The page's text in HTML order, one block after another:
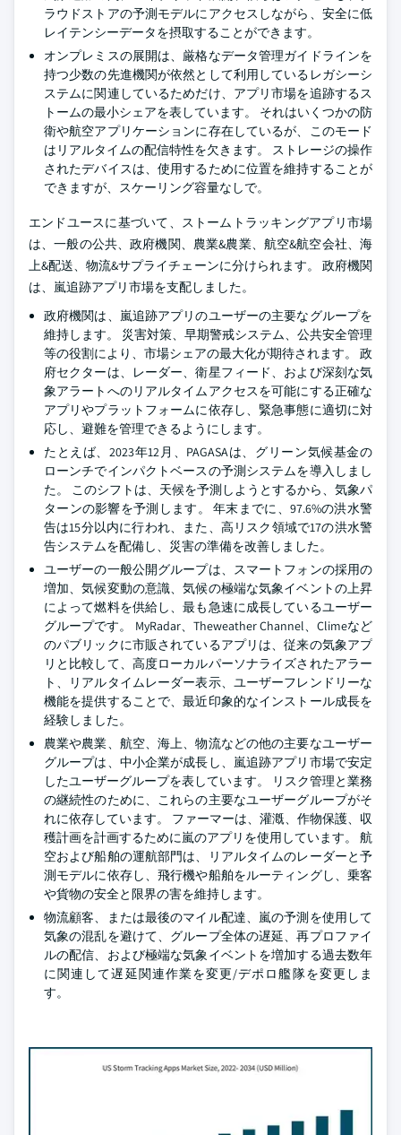
ラウドストアの予測モデルにアクセスしながら、安全に低
レイテンシーデータを摂取することができます。
オンプレミスの展開は、厳格なデータ管理ガイドラインを
持つ少数の先進機関が依然として利用しているレガシーシ
ステムに関連しているためだけ、アプリ市場を追跡するス
トームの最小シェアを表しています。 それはいくつかの防
衛や航空アプリケーションに存在しているが、このモード
はリアルタイムの配信特性を欠きます。 ストレージの操作
されたデバイスは、使用するために位置を維持することが
できますが、スケーリング容量なしで。
エンドユースに基づいて、ストームトラッキングアプリ市場
は、一般の公共、政府機関、農業&農業、航空&航空会社、海
上&配送、物流&サプライチェーンに分けられます。 政府機関
は、嵐追跡アプリ市場を支配しました。
政府機関は、嵐追跡アプリのユーザーの主要なグループを
維持します。 災害対策、早期警戒システム、公共安全管理
等の役割により、市場シェアの最大化が期待されます。 政
府セクターは、レーダー、衛星フィード、および深刻な気
象アラートへのリアルタイムアクセスを可能にする正確な
アプリやプラットフォームに依存し、緊急事態に適切に対
応し、避難を管理できるようにします。
たとえば、2023年12月、PAGASAは、グリーン気候基金の
ローンチでインパクトベースの予測システムを導入しまし
た。 このシフトは、天候を予測しようとするから、気象パ
ターンの影響を予測します。 年末までに、97.6%の洪水警
告は15分以内に行われ、また、高リスク領域で17の洪水警
告システムを配備し、災害の準備を改善しました。
ユーザーの一般公開グループは、スマートフォンの採用の
増加、気候変動の意識、気候の極端な気象イベントの上昇
によって燃料を供給し、最も急速に成長しているユーザー
グループです。 MyRadar、Theweather Channel、Climeなど
のパブリックに市販されているアプリは、従来の気象アプ
リと比較して、高度ローカルパーソナライズされたアラー
ト、リアルタイムレーダー表示、ユーザーフレンドリーな
機能を提供することで、最近印象的なインストール成長を
経験しました。
農業や農業、航空、海上、物流などの他の主要なユーザー
グループは、中小企業が成長し、嵐追跡アプリ市場で安定
したユーザーグループを表しています。 リスク管理と業務
の継続性のために、これらの主要なユーザーグループがそ
れに依存しています。 ファーマーは、灌漑、作物保護、収
穫計画を計画するために嵐のアプリを使用しています。 航
空および船舶の運航部門は、リアルタイムのレーダーと予
測モデルに依存し、飛行機や船舶をルーティングし、乗客
や貨物の安全と限界の害を維持します。
物流顧客、または最後のマイル配達、嵐の予測を使用して
気象の混乱を避けて、グループ全体の遅延、再プロファイ
ルの配信、および極端な気象イベントを増加する過去数年
に関連して遅延関連作業を変更/デポロ艦隊を変更しま
す。